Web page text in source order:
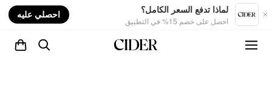
لماذا تدفع السعر الكامل؟
احصل على خصم 15% في التطبيق
احصلي عليه